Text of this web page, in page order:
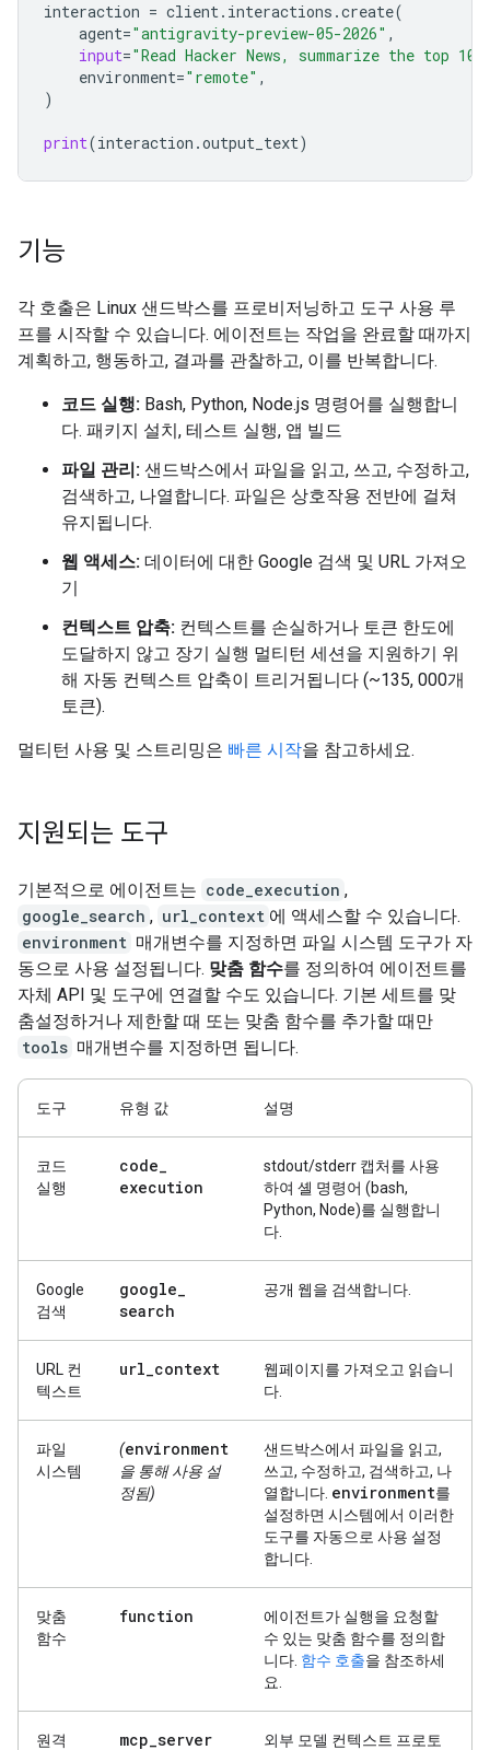
interaction = client. interactions .create(
agent="antigravity-preview-05-2026" ,
input="Read Hacker News, summarize the top
environment="remote" ,
)
print(interaction .output_text)
기능
각 호출은 Linux 샌드박스를 프로비저닝하고 도구 사용 루
프를 시작할 수 있습니다. 에이전트는 작업을 완료할 때까지
계획하고, 행동하고, 결과를 관찰하고, 이를 반복합니다.
코드 실행: Bash, Python, Node.js 명령어를 실행합니
다. 패키지 설치, 테스트 실행, 앱 빌드
파일 관리: 샌드박스에서 파일을 읽고, 쓰고, 수정하고,
검색하고, 나열합니다. 파일은 상호작용 전반에 걸쳐
유지됩니다.
웹 액세스: 데이터에 대한 Google 검색 및 URL 가져오
기
컨텍스트 압축: 컨텍스트를 손실하거나 토큰 한도에
도달하지 않고 장기 실행 멀티턴 세션을 지원하기 위
해 자동 컨텍스트 압축이 트리거됩니다 (~135, 000개
토큰).
멀티턴 사용 및 스트리밍은 빠른 시작을 참고하세요.
지원되는 도구
기본적으로 에이전트는 code_execution ,
google_search , url_context 에 액세스할 수 있습니다.
environment 매개변수를 지정하면 파일 시스템 도구가 자
동으로 사용 설정됩니다. 맞춤 함수를 정의하여 에이전트를
자체 API 및 도구에 연결할 수도 있습니다. 기본 세트를 맞
춤설정하거나 제한할 때 또는 맞춤 함수를 추가할 때만
tools 매개변수를 지정하면 됩니다.
도구 유형 값 설명
코드
실행
code_
execution
stdout/stderr 캡처를 사용
하여 셸 명령어 (bash,
Python, Node)를 실행합니
다.
Google
검색
google_
search
공개 웹을 검색합니다.
URL 컨
텍스트
url_context
웹페이지를 가져오고 읽습니
다.
파일
시스템
(environment
을 통해 사용 설
정됨)
샌드박스에서 파일을 읽고,
쓰고, 수정하고, 검색하고, 나
열합니다. environment를
설정하면 시스템에서 이러한
도구를 자동으로 사용 설정
합니다.
맞춤
함수
function
에이전트가 실행을 요청할
수 있는 맞춤 함수를 정의합
니다. 함수 호출을 참조하세
요.
원격
mcp_server
외부 모델 컨텍스트 프로토